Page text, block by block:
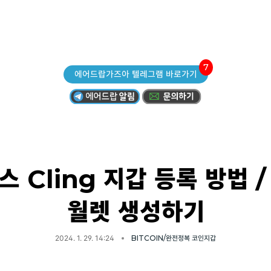
에어드랍가즈아 텔레그램 바로가기
7
Cling 지갑 등록 방법 /
월렛 생성하기
2024. 1. 29. 14:24 BITCOIN/완전정복 코인지갑